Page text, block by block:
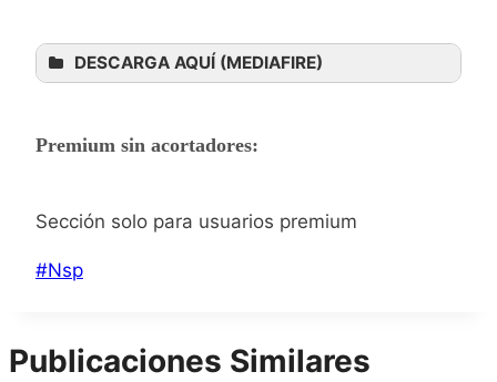
DESCARGA AQUÍ (MEDIAFIRE)
Premium sin acortadores:
Sección solo para usuarios premium
Etiquetas
entrada:
#Nsp
Publicaciones Similares